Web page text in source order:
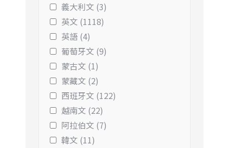
義大利文 (3)
英文 (1118)
英語 (4)
葡萄牙文 (9)
蒙古文 (1)
蒙藏文 (2)
西班牙文 (122)
越南文 (22)
阿拉伯文 (7)
韓文 (11)